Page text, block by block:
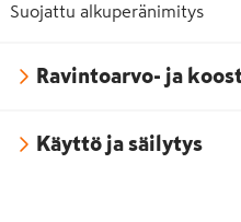
Suojattu alkuperänimitys
Ravintoarvo- ja
Käyttö ja säilytys